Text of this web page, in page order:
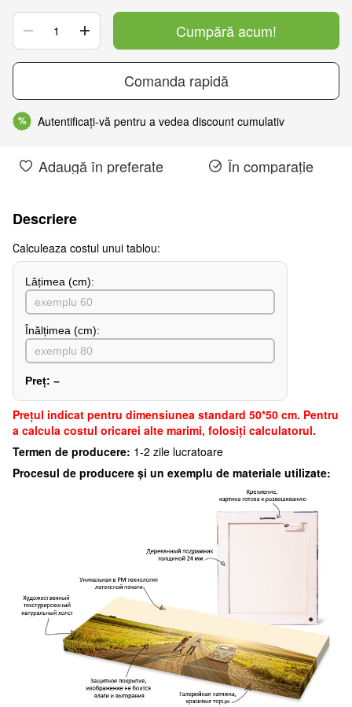
Cumpără acum!
Comanda rapidă
% Autentificați-vă pentru a vedea discount cumulativ
Adaugă în preferate În comparație
Descriere
Сalculeaza costul unui tablou:
Lățimea (сm):
Înălțimea (cm):
Preț: –
Preţul indicat pentru dimensiunea standard 50*50 cm. Pentru
a calcula costul oricarei alte marimi, folosiți calculatorul.
Termen de producere: 1-2 zile lucratoare
Procesul de producere și un exemplu de materiale utilizate: